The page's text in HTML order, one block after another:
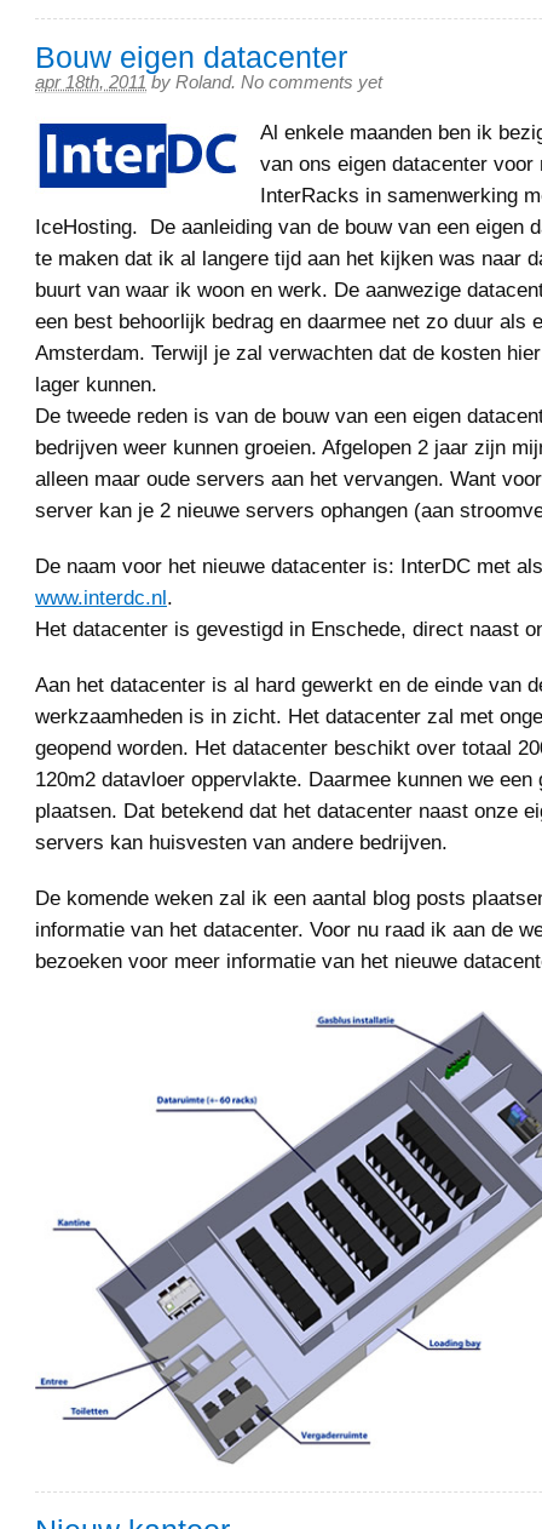
Bouw eigen datacenter
apr 18th, 2011 by Roland. No comments yet
Al enkele maanden ben ik
van ons eigen datacenter voor
InterRacks in samenwerking
IceHosting. De aanleiding van de bouw van een eigen
te maken dat ik al langere tijd aan het kijken was naar
buurt van waar ik woon en werk. De aanwezige
een best behoorlijk bedrag en daarmee net zo duur als
Amsterdam. Terwijl je zal verwachten dat de kosten
lager kunnen.
De tweede reden is van de bouw van een eigen
bedrijven weer kunnen groeien. Afgelopen 2 jaar zijn
alleen maar oude servers aan het vervangen. Want
server kan je 2 nieuwe servers ophangen (aan
De naam voor het nieuwe datacenter is: InterDC met
www.interdc.nl.
Het datacenter is gevestigd in Enschede, direct naast
Aan het datacenter is al hard gewerkt en de einde van
werkzaamheden is in zicht. Het datacenter zal met
geopend worden. Het datacenter beschikt over totaal
120m2 datavloer oppervlakte. Daarmee kunnen we een
plaatsen. Dat betekend dat het datacenter naast onze
servers kan huisvesten van andere bedrijven.
De komende weken zal ik een aantal blog posts
informatie van het datacenter. Voor nu raad ik aan de
bezoeken voor meer informatie van het nieuwe